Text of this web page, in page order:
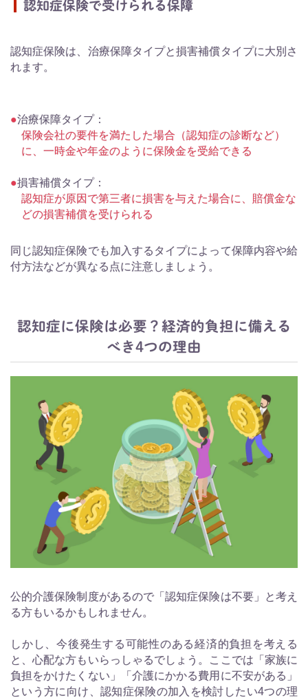
認知症保険で受けられる保障
認知症保険は、治療保障タイプと損害補償タイプに大別さ
れます。
治療保障タイプ：
保険会社の要件を満たした場合（認知症の診断など）
に、一時金や年金のように保険金を受給できる
損害補償タイプ：
認知症が原因で第三者に損害を与えた場合に、賠償金な
どの損害補償を受けられる
同じ認知症保険でも加入するタイプによって保障内容や給
付方法などが異なる点に注意しましょう。
認知症に保険は必要？経済的負担に備える
べき4つの理由
公的介護保険制度があるので「認知症保険は不要」と考え
る方もいるかもしれません。
しかし、今後発生する可能性のある経済的負担を考える
と、心配な方もいらっしゃるでしょう。ここでは「家族に
負担をかけたくない」「介護にかかる費用に不安がある」
という方に向け、認知症保険の加入を検討したい4つの理